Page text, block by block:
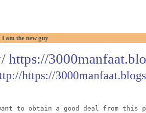
I am the new guy
https://
https://
to obtain a good deal from this